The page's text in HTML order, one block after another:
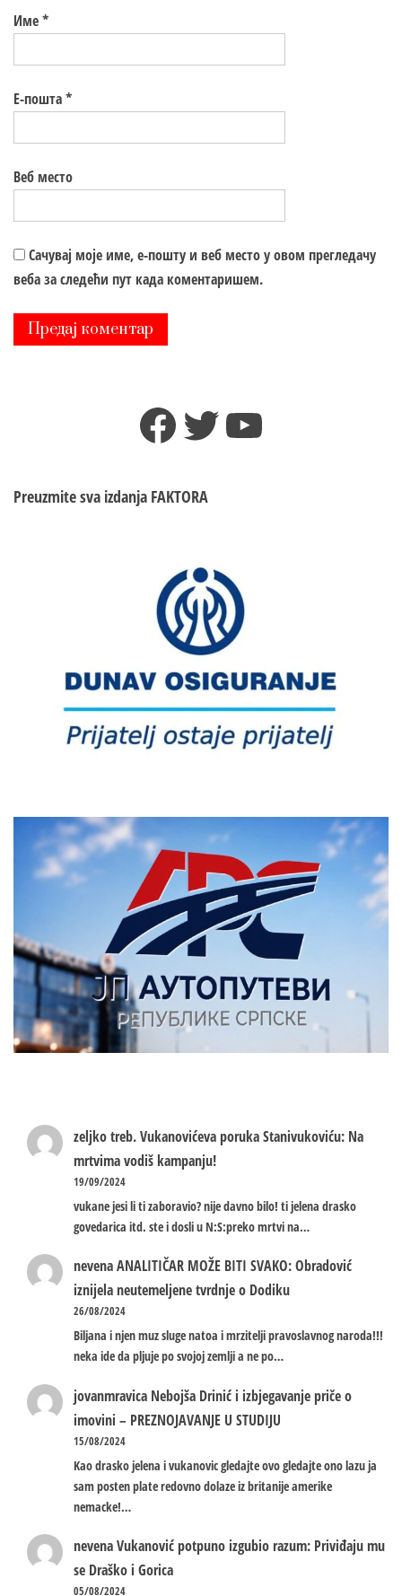
Име*
Е-пошта*
Веб место
Сачувај моје име, е-пошту и веб место у овом прегледачу
веба за следећи пут када коментаришем.
Facebook
TwitterYouTube
Preuzmite sva izdanja FAKTORA
zeljko treb.Vukanovićeva poruka Stanivukoviću: Na
mrtvima vodiš kampanju!
19/09/2024
vukane jesi li ti zaboravio? nije davno bilo! ti jelena drasko
govedarica itd. ste i dosli u N:S:preko mrtvi na…
nevenaANALITIČAR MOŽE BITI SVAKO: Obradović
iznijela neutemeljene tvrdnje o Dodiku
26/08/2024
Biljana i njen muz sluge natoa i mrzitelji pravoslavnog naroda!!!
neka ide da pljuje po svojoj zemlji a ne po…
jovanmravica Nebojša Drinić i izbjegavanje priče o
imovini – PREZNOJAVANJE U STUDIJU
15/08/2024
Kao drasko jelena i vukanovic gledajte ovo gledajte ono lazu ja
sam posten plate redovno dolaze iz britanije amerike
nemacke!…
nevenaVukanović potpuno izgubio razum: Priviđaju mu
se Draško i Gorica
05/08/2024